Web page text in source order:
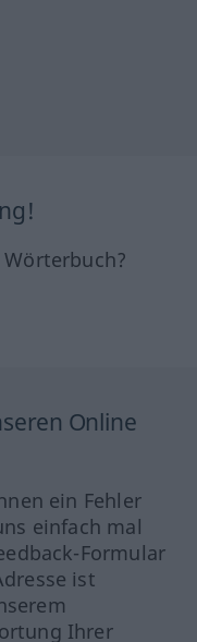
Online
ein Fehler
einfach mal
Formular
ist
Ihrer